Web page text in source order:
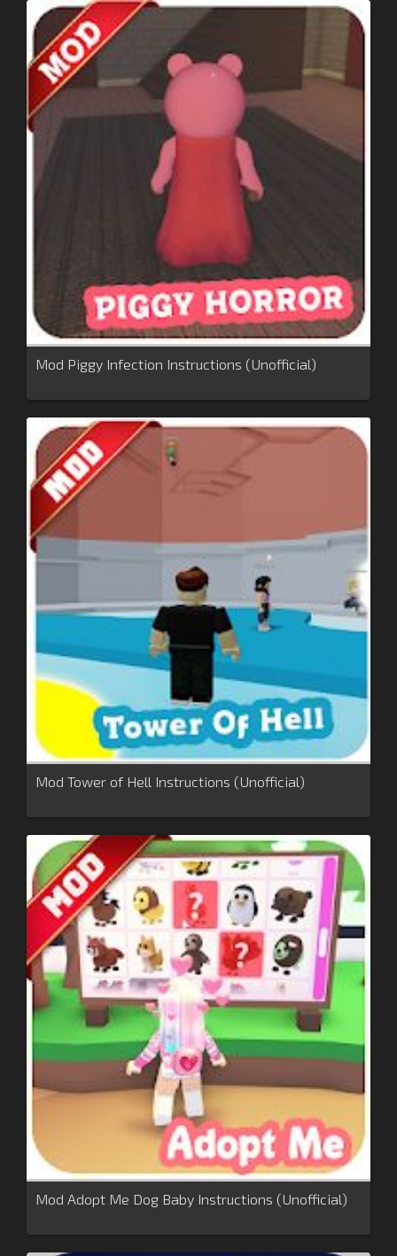
Mod Piggy Infection Instructions (Unofficial)
Mod Tower of Hell Instructions (Unofficial)
Mod Adopt Me Dog Baby Instructions (Unofficial)